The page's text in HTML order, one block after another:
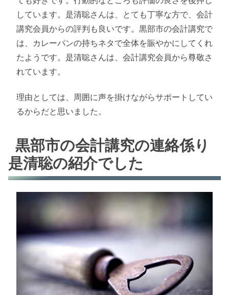
しています。是清聡さんは、とても丁寧な方で、会計
講究会員からの評判も良いです。黒部市の会計講究で
は、カレーパンの持ちネタで全体を賑やかにしてくれ
たようです。是清聡さんは、会計講究会員から尊敬さ
れています。
理由としては、周囲に声を掛けながらサポートしてい
るからだと思いました。
黒部市の会計講究の連絡係り
是清聡の紹介でした